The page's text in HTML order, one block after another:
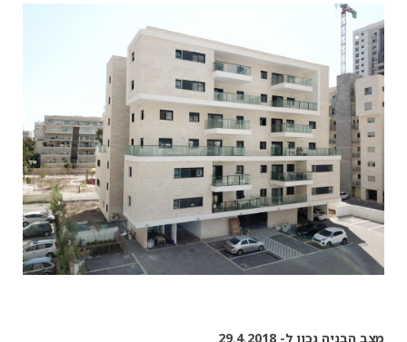
מצב הבניה נכון ל- 29.4.2018